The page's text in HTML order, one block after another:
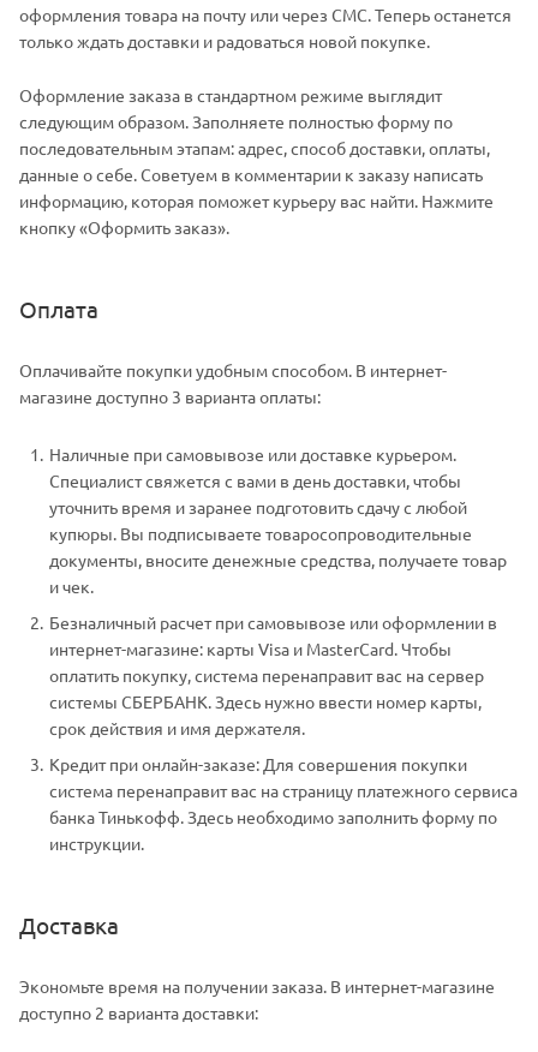
оформления товара на почту или через СМС. Теперь останется
только ждать доставки и радоваться новой покупке.
Оформление заказа в стандартном режиме выглядит
следующим образом. Заполняете полностью форму по
последовательным этапам: адрес, способ доставки, оплаты,
данные о себе. Советуем в комментарии к заказу написать
информацию, которая поможет курьеру вас найти. Нажмите
кнопку «Оформить заказ».
Оплата
Оплачивайте покупки удобным способом. В интернет-
магазине доступно 3 варианта оплаты:
Наличные при самовывозе или доставке курьером.
Специалист свяжется с вами в день доставки, чтобы
уточнить время и заранее подготовить сдачу с любой
купюры. Вы подписываете товаросопроводительные
документы, вносите денежные средства, получаете товар
и чек.
Безналичный расчет при самовывозе или оформлении в
интернет-магазине: карты Visa и MasterCard. Чтобы
оплатить покупку, система перенаправит вас на сервер
системы СБЕРБАНК. Здесь нужно ввести номер карты,
срок действия и имя держателя.
Кредит при онлайн-заказе: Для совершения покупки
система перенаправит вас на страницу платежного сервиса
банка Тинькофф. Здесь необходимо заполнить форму по
инструкции.
Доставка
Экономьте время на получении заказа. В интернет-магазине
доступно 2 варианта доставки: